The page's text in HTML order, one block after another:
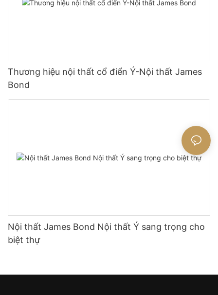
Thương hiệu nội thất cổ điển Ý-Nội thất James
Bond
Nội thất James Bond Nội thất Ý sang trọng cho
biệt thự